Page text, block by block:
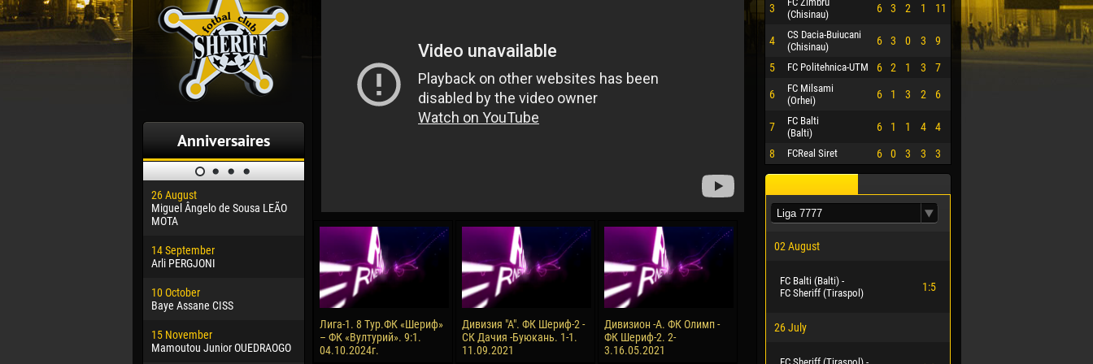
Anniversaires
26 August
Miguel Ângelo de Sousa LEÃO
MOTA
14 September
Arli PERGJONI
10 October
Baye Assane CISS
15 November
Mamoutou Junior OUEDRAOGO
24 February
Vladislav COSTIN
02 March
Veaceslav COZMA
09 March
Emmanuel AFETSE
13 May
Renat JOSAN
15 June
Konan Jaures-Ulrich LOUKOU
24 June
Victor CIUMAȘU
24 July
Mihail COROTCOV
27 July
Vladimir FRATEA
Лига-1. 8 Тур.ФК «Шериф»
– ФК «Вултурий». 9:1.
04.10.2024г.
Дивизия "А". ФК Шериф-2 -
СК Дачия -Буюкань. 1-1.
11.09.2021
Дивизион -А. ФК Олимп -
ФК Шериф-2. 2-
3.16.05.2021
3
(Chisinau)
6 3 2 1 11
4
CS Dacia-Buiucani
(Chisinau)
6 3 0 3 9
5 FC Politehnica-UTM 6 2 1 3 7
6
FC Milsami
(Orhei)
6 1 3 2 6
7
FC Balti
(Balti)
6 1 1 4 4
8 FCReal Siret 6 0 3 3 3
02 August
FC Balti (Balti) -
FC Sheriff (Tiraspol)
1:5
26 July